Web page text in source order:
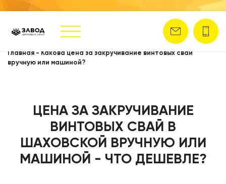
Главная - Какова цена за закручивание винтовых свай
вручную или машиной?
ЦЕНА ЗА ЗАКРУЧИВАНИЕ
ВИНТОВЫХ СВАЙ В
ШАХОВСКОЙ ВРУЧНУЮ ИЛИ
МАШИНОЙ - ЧТО ДЕШЕВЛЕ?